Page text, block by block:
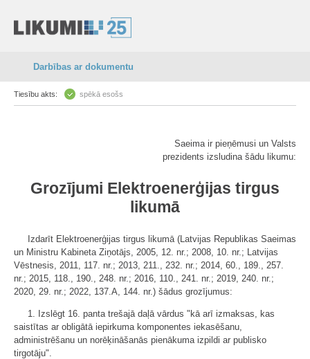
Darbības ar dokumentu
Tiesību akts: spēkā esošs
Saeima ir pieņēmusi un Valsts
prezidents izsludina šādu likumu:
Grozījumi Elektroenerģijas tirgus
likumā
Izdarīt Elektroenerģijas tirgus likumā (Latvijas Republikas Saeimas
un Ministru Kabineta Ziņotājs, 2005, 12. nr.; 2008, 10. nr.; Latvijas
Vēstnesis, 2011, 117. nr.; 2013, 211., 232. nr.; 2014, 60., 189., 257.
nr.; 2015, 118., 190., 248. nr.; 2016, 110., 241. nr.; 2019, 240. nr.;
2020, 29. nr.; 2022, 137.A, 144. nr.) šādus grozījumus:
1. Izslēgt 16. panta trešajā daļā vārdus "kā arī izmaksas, kas
saistītas ar obligātā iepirkuma komponentes iekasēšanu,
administrēšanu un norēķināšanās pienākuma izpildi ar publisko
tirgotāju".